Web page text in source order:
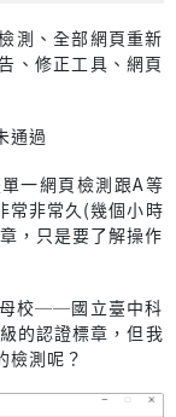
測、全部網頁重新
、修正工具、網頁
通過
一網頁檢測跟A等
常非常久(幾個小時
，只是要了解操作
母校──國立臺中科
的認證標章，但我
檢測呢？